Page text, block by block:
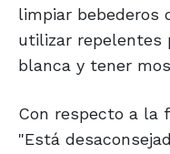
limpiar bebederos
utilizar repelentes
blanca y tener
Con respecto a la
"Está